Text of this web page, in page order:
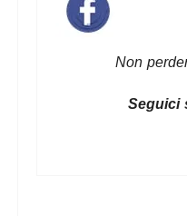
Non
Seguici